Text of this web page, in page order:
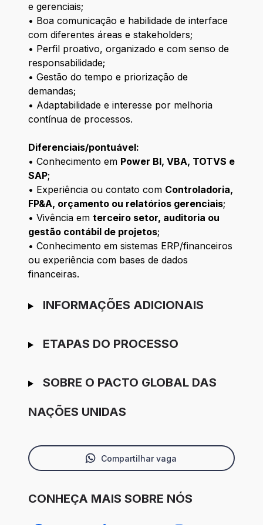
e gerenciais;
• Boa comunicação e habilidade de interface
com diferentes áreas e stakeholders;
• Perfil proativo, organizado e com senso de
responsabilidade;
• Gestão do tempo e priorização de
demandas;
• Adaptabilidade e interesse por melhoria
contínua de processos.
Diferenciais/pontuável:
• Conhecimento em Power BI, VBA, TOTVS e
SAP;
• Experiência ou contato com Controladoria,
FP&A, orçamento ou relatórios gerenciais;
• Vivência em terceiro setor, auditoria ou
gestão contábil de projetos;
• Conhecimento em sistemas ERP/financeiros
ou experiência com bases de dados
financeiras.
INFORMAÇÕES ADICIONAIS
ETAPAS DO PROCESSO
SOBRE O PACTO GLOBAL DAS
NAÇÕES UNIDAS
Compartilhar vaga
CONHEÇA MAIS SOBRE NÓS